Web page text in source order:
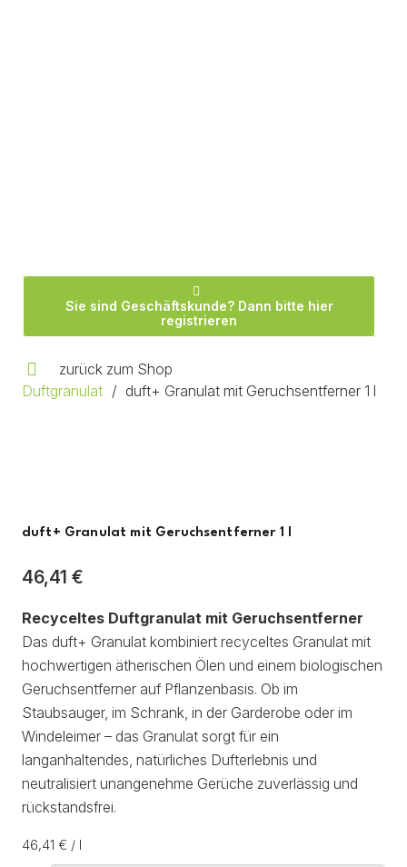
Sie sind Geschäftskunde? Dann bitte hier
registrieren
zurück zum Shop
Duftgranulat / duft+ Granulat mit Geruchsentferner 1 l
duft+ Granulat mit Geruchsentferner 1 l
46,41 €
Recyceltes Duftgranulat mit Geruchsentferner
Das duft+ Granulat kombiniert recyceltes Granulat mit
hochwertigen ätherischen Ölen und einem biologischen
Geruchsentferner auf Pflanzenbasis. Ob im
Staubsauger, im Schrank, in der Garderobe oder im
Windeleimer – das Granulat sorgt für ein
langanhaltendes, natürliches Dufterlebnis und
neutralisiert unangenehme Gerüche zuverlässig und
rückstandsfrei.
46,41 € / l